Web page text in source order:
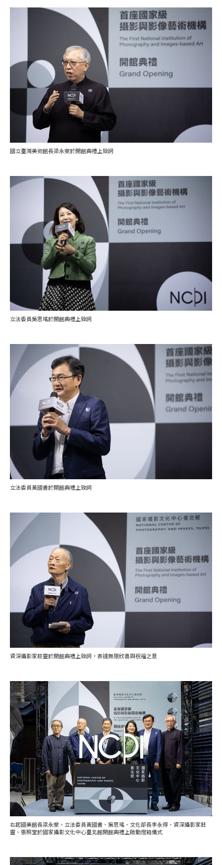
國立臺灣美術館長梁永斐於開館典禮上致詞
立法委員吳思瑤於開館典禮上致詞
立法委員黃國書於開館典禮上致詞
資深攝影家莊靈於開館典禮上致詞，表達無限欣喜與祝福之意
右起國美館長梁永斐、立法委員黃國書、吳思瑤、文化部長李永得、資深攝影家莊
靈、張照堂於國家攝影文化中心臺北館開館典禮上啟動燈箱儀式